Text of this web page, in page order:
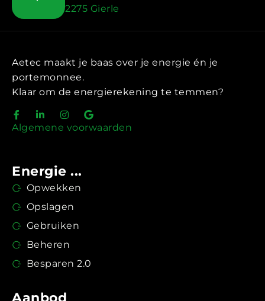
2275 Gierle
Aetec maakt je baas over je energie én je
portemonnee.
Klaar om de energierekening te temmen?
Algemene voorwaarden
Energie ...
Opwekken
Opslagen
Gebruiken
Beheren
Besparen 2.0
Aanbod